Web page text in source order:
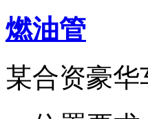
燃油管
某合资豪华